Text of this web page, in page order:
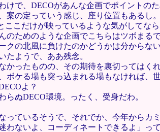
けで、DECOがあんな企画でポイントの
の定っていう感じ、座り位置もあるし。
こだけが映っているような気がしてなら
のためのような企画でこちらはツボまるで
クの北風に負けたのかどうかは分から
たようで、ああ残念。
ったものの、その期待を裏切ってはくれ
ボケる場も突っ込まれる場もなければ
よ？
ぬDECO環境。ったく、受身だわ。
っているそうで、それでか、今年からカ
わないよ、コーディネートできるよ」っ